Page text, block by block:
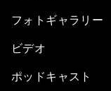
フォトギャラリー
ビデオ
ポッドキャスト